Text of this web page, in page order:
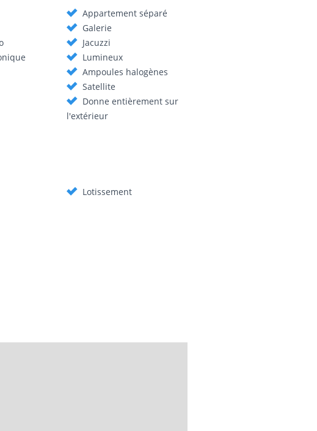
à Ibiza, location de vacances en villas de luxe
Appartement séparé
Galerie
Jacuzzi
Lumineux
Ampoules halogènes
Satellite
Donne entièrement sur
l'extérieur
Lotissement